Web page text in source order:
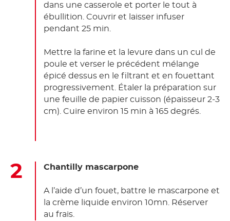
dans une casserole et porter le tout à
ébullition. Couvrir et laisser infuser
pendant 25 min.
Mettre la farine et la levure dans un cul de
poule et verser le précédent mélange
épicé dessus en le filtrant et en fouettant
progressivement. Étaler la préparation sur
une feuille de papier cuisson (épaisseur 2-3
cm). Cuire environ 15 min à 165 degrés.
Chantilly mascarpone
A l’aide d’un fouet, battre le mascarpone et
la crème liquide environ 10mn. Réserver
au frais.